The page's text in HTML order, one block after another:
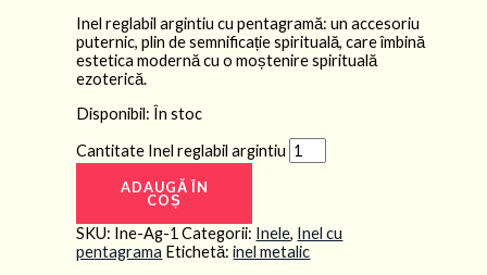
Inel reglabil argintiu cu pentagramă: un accesoriu
puternic, plin de semnificație spirituală, care îmbină
estetica modernă cu o moștenire spirituală
ezoterică.
Disponibil: În stoc
Cantitate Inel reglabil argintiu
ADAUGĂ ÎN
COȘ
SKU: Ine-Ag-1 Categorii: Inele, Inel cu
pentagrama Etichetă:inel metalic